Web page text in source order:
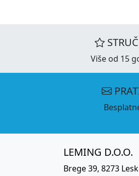
Više od 15
LEMING D.O.O.
Brege 39, 8273